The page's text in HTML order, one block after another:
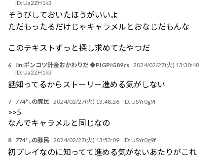
ID: Ua2ZH1k3
そうびしておいたほうがいいよ
ただもったるだけじゃキャラメルとおなじだもんな
このテキストずっと探し求めてたやつだ
6 !in:ポンコツ針金おかわりだ ◆PIGPIG89cs 2024/02/27(火) 13:30:48
ID: Ua2ZH1k3
話知ってるからストーリー進める気がしない
7 774㌧の豚民 2024/02/27(火) 13:48:26 ID: USYr0g9f
>>5
なんでキャラメルと同じなの
8 774㌧の豚民 2024/02/27(火) 13:53:09 ID: USYr0g9f
初プレイなのに知ってて進める気がないあたりがこれ